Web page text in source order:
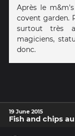
Après le
covent garden.
surtout très
magiciens,
donc.
19 June 2015
Fish and chips